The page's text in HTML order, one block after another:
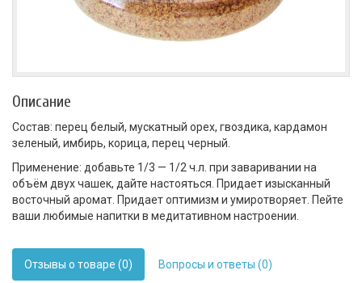
Описание
Состав: перец белый, мускатный орех, гвоздика, кардамон
зеленый, имбирь, корица, перец черный.
Применение: добавьте 1/3 — 1/2 ч.л. при заваривании на
объём двух чашек, дайте настояться. Придает изысканный
восточный аромат. Придает оптимизм и умиротворяет. Пейте
ваши любимые напитки в медитативном настроении.
Отзывы о товаре (0) Вопросы и ответы (0)